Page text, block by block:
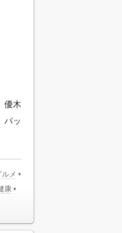
優木
パッ
ルメ •
康 •